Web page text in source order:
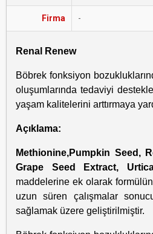
Firma -
Renal Renew
Böbrek fonksiyon
oluşumlarında tedaviyi
yaşam kalitelerini arttırmaya
Açıklama:
Methionine,Pumpkin Seed,
Grape Seed Extract,
maddelerine ek olarak
uzun süren çalışmalar
sağlamak üzere geliştirilmiştir.